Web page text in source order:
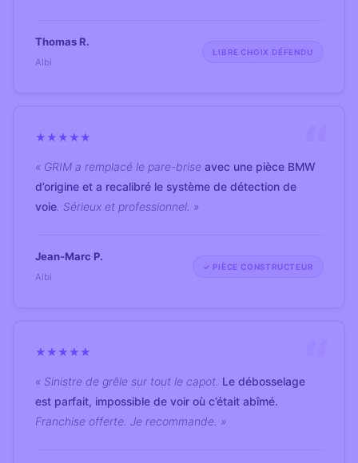
Thomas R.
Albi
LIBRE CHOIX DÉFENDU
★ ★ ★ ★ ★
« GRIM a remplacé le pare-brise avec une pièce BMW
d’origine et a recalibré le système de détection de
voie. Sérieux et professionnel. »
Jean-Marc P.
Albi
✓ PIÈCE CONSTRUCTEUR
★ ★ ★ ★ ★
« Sinistre de grêle sur tout le capot. Le débosselage
est parfait, impossible de voir où c’était abîmé.
Franchise offerte. Je recommande. »